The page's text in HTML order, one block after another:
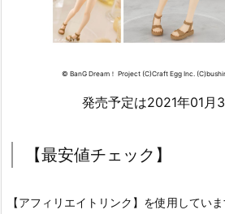
© BanG Dream！ Project (C)Craft Egg Inc.
発売予定は2021年01月
【最安値チェック】
【アフィリエイトリンク】を使用してい